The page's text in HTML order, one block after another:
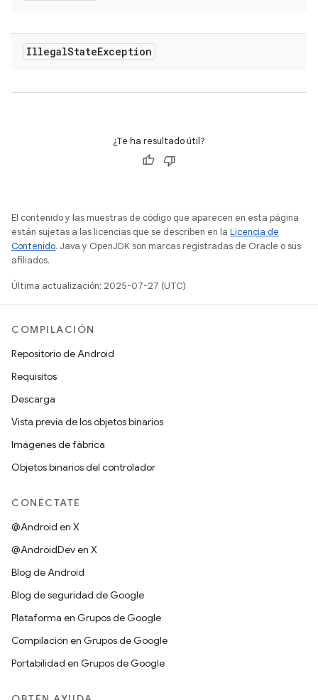
IllegalStateException
¿Te ha resultado útil?
El contenido y las muestras de código que aparecen en esta página
están sujetas a las licencias que se describen en la Licencia de
Contenido. Java y OpenJDK son marcas registradas de Oracle o sus
afiliados.
Última actualización: 2025-07-27 (UTC)
COMPILACIÓN
Repositorio de Android
Requisitos
Descarga
Vista previa de los objetos binarios
Imágenes de fábrica
Objetos binarios del controlador
CONÉCTATE
@Android en X
@AndroidDev en X
Blog de Android
Blog de seguridad de Google
Plataforma en Grupos de Google
Compilación en Grupos de Google
Portabilidad en Grupos de Google